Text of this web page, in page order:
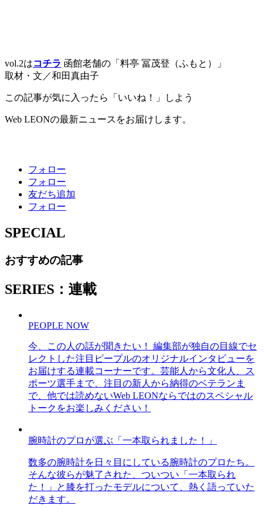
vol.2はコチラ 函館老舗の「料亭 冨茂登（ふもと）」
取材・文／和田真由子
この記事が気に入ったら「いいね！」しよう
Web LEONの最新ニュースをお届けします。
フォロー
フォロー
友だち追加
フォロー
SPECIAL
おすすめの記事
SERIES：連載
PEOPLE NOW
今、この人の話が聞きたい！ 編集部が独自の目線でセ
レクトした注目ピープルのオリジナルインタビューを
お届けする連載コーナーです。芸能人から文化人、ス
ポーツ選手まで、注目の新人から納得のベテランま
で、他では読めないWeb LEONならではのスペシャル
トークをお楽しみください！
腕時計のプロが選ぶ「一本取られました！」
数多の腕時計を日々目にしている腕時計のプロたち。
そんな彼らが魅了された、ついつい「一本取られ
た！」と膝を打ったモデルについて、熱く語っていた
だきます。